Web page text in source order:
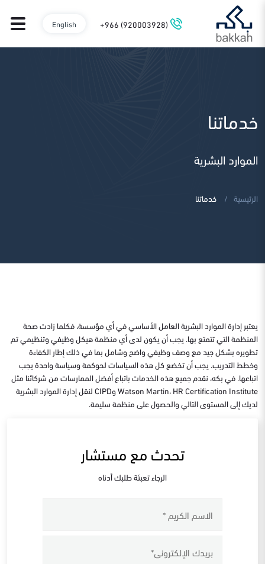
+966 (920003928)
English
خدماتنا
الموارد البشرية
الرئيسية خدماتنا
يعتبر إدارة الموارد البشرية العامل الأساسي في أي مؤسسة، فكلما زادت صحة
المنظمة التي تتمتع بها. يجب أن يكون لدى أي منظمة هيكل وظيفي وتنظيمي تم
تطويره بشكل جيد مع وصف وظيفي واضح وشامل بما في ذلك إطار الكفاءة
وخطط التدريب. يجب أن تخضع كل هذه السياسات لحوكمة وسياسة واحدة يجب
اتباعها. في بكه، نقدم جميع هذه الخدمات باتباع أفضل الممارسات من شركائنا مثل
Watson Martin، HR Certification Institute وCIPD لنقل إدارة الموارد البشرية
لديك إلى المستوى التالي والحصول على منظمة سليمة.
تحدث مع مستشار
الرجاء تعبئة طلبك أدناه